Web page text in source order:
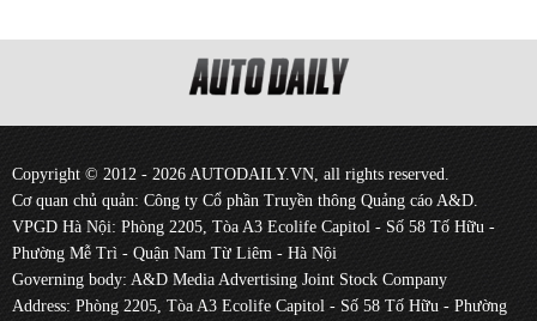
Copyright © 2012 - 2026 AUTODAILY.VN, all rights reserved.
Cơ quan chủ quản: Công ty Cổ phần Truyền thông Quảng cáo A&D.
VPGD Hà Nội: Phòng 2205, Tòa A3 Ecolife Capitol - Số 58 Tố Hữu -
Phường Mễ Trì - Quận Nam Từ Liêm - Hà Nội
Governing body: A&D Media Advertising Joint Stock Company
Address: Phòng 2205, Tòa A3 Ecolife Capitol - Số 58 Tố Hữu - Phường